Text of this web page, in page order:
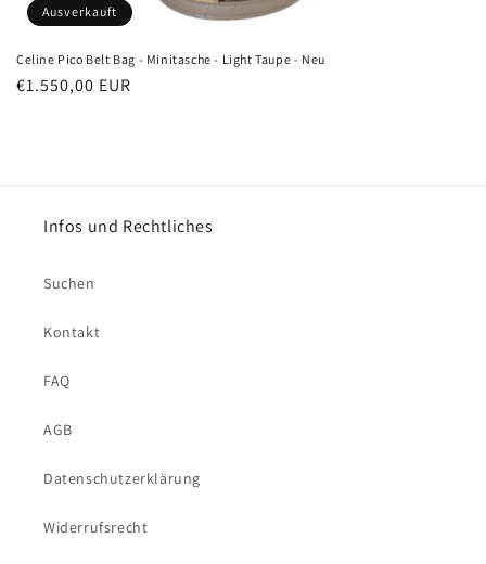
Ausverkauft
Celine Pico Belt Bag - Minitasche - Light Taupe - Neu
Normaler
€1.550,00 EUR
Infos und Rechtliches
Suchen
Kontakt
FAQ
AGB
Datenschutzerklärung
Widerrufsrecht